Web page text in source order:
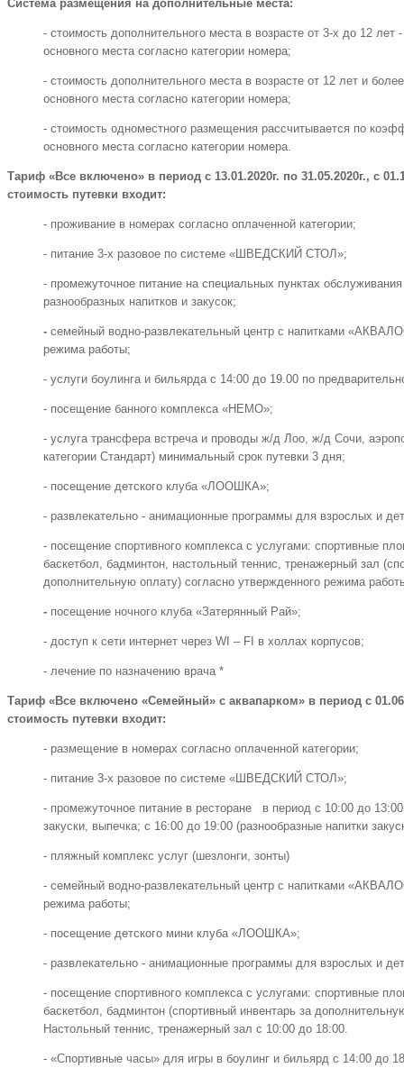
Система размещения на дополнительные места:
- стоимость дополнительного места в возрасте от 3-х до 12 лет
основного места согласно категории номера;
- стоимость дополнительного места в возрасте от 12 лет и
основного места согласно категории номера;
- стоимость одноместного размещения рассчитывается по
основного места согласно категории номера.
Тариф «Все включено» в период с 13.01.2020г. по 31.05.2020г., с
стоимость путевки входит:
- проживание в номерах согласно оплаченной категории;
- питание 3-х разовое по системе «ШВЕДСКИЙ СТОЛ»;
- промежуточное питание на специальных пунктах
разнообразных напитков и закусок;
- семейный водно-развлекательный центр с напитками
режима работы;
- услуги боулинга и бильярда с 14:00 до 19.00 по
- посещение банного комплекса «НЕМО»;
- услуга трансфера встреча и проводы ж/д Лоо, ж/д Сочи,
категории Стандарт) минимальный срок путевки 3 дня;
- посещение детского клуба «ЛООШКА»;
- развлекательно - анимационные программы для взрослых и
- посещение спортивного комплекса с услугами: спортивные
баскетбол, бадминтон, настольный теннис, тренажерный зал
дополнительную оплату) согласно утвержденного режима
- посещение ночного клуба «Затерянный Рай»;
- доступ к сети интернет через WI – FI в холлах корпусов;
- лечение по назначению врача *
Тариф «Все включено «Семейный» с аквапарком» в период с
стоимость путевки входит:
- размещение в номерах согласно оплаченной категории;
- питание 3-х разовое по системе «ШВЕДСКИЙ СТОЛ»;
- промежуточное питание в ресторане в период с 10:00 до 13:00
закуски, выпечка; с 16:00 до 19:00 (разнообразные напитки
- пляжный комплекс услуг (шезлонги, зонты)
- семейный водно-развлекательный центр с напитками
режима работы;
- посещение детского мини клуба «ЛООШКА»;
- развлекательно - анимационные программы для взрослых и
- посещение спортивного комплекса с услугами: спортивные
баскетбол, бадминтон (спортивный инвентарь за
Настольный теннис, тренажерный зал с 10:00 до 18:00.
- «Спортивные часы» для игры в боулинг и бильярд с 14:00 до